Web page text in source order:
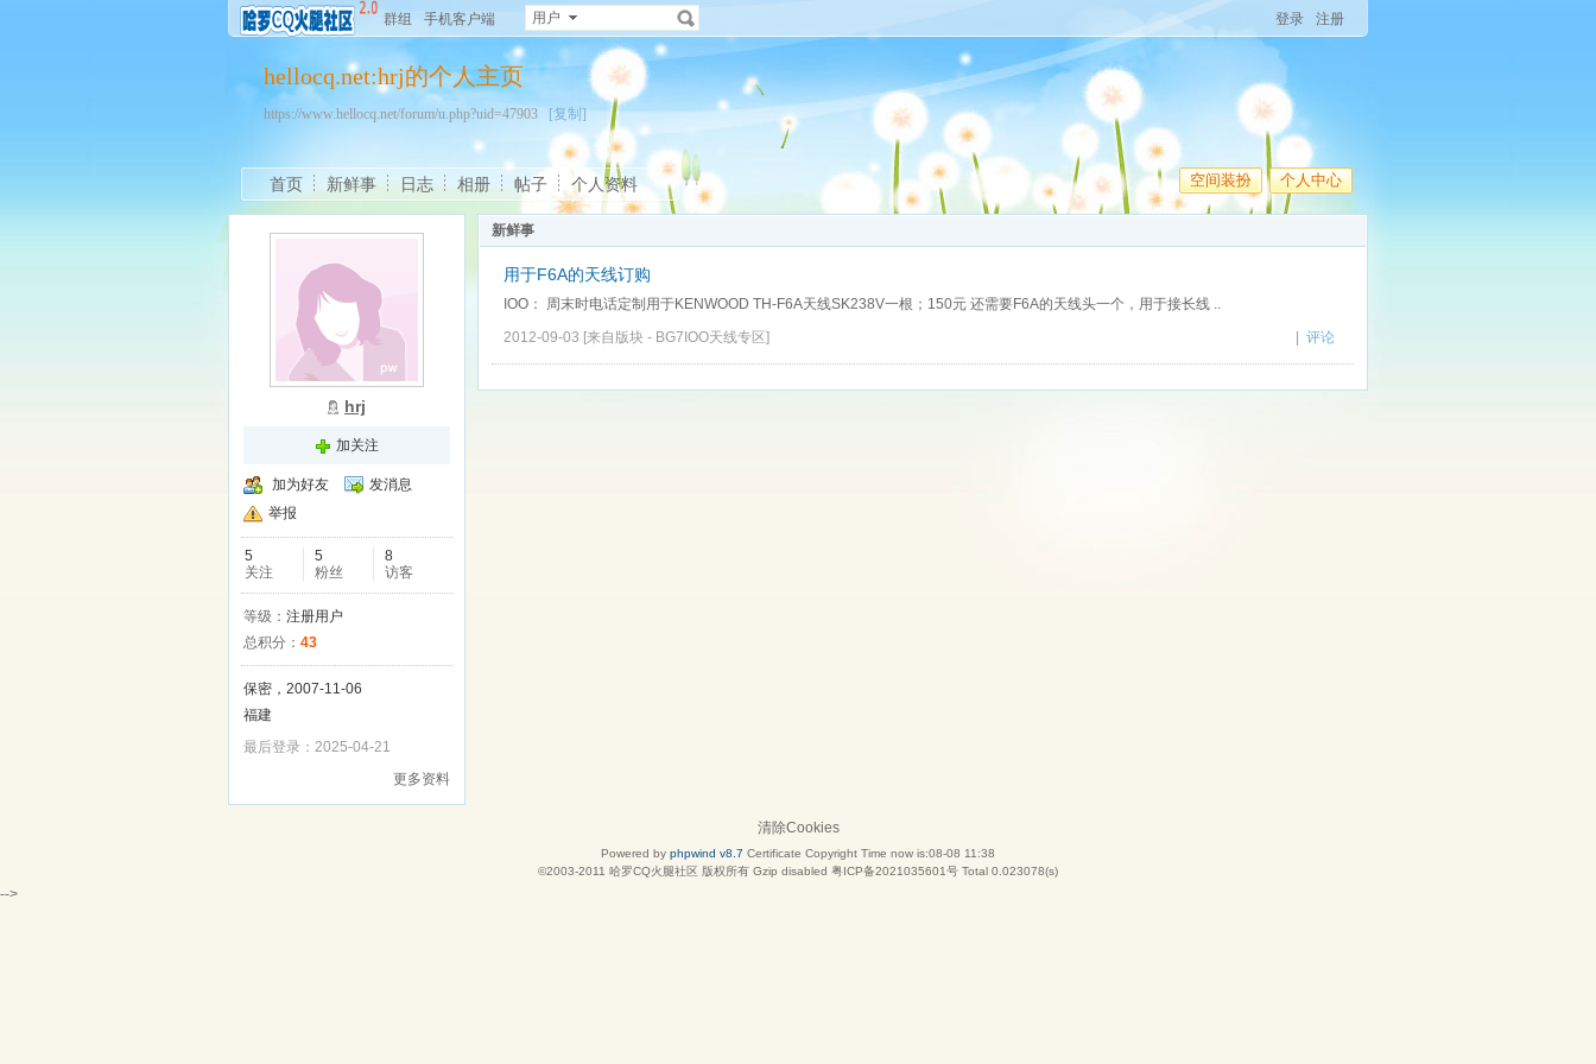
群组 手机客户端 用户 登录 注册
hellocq.net:hrj的个人主页
https://www.hellocq.net/forum/u.php?uid=47903 [复制]
空间装扮 个人中心
首页 新鲜事 日志 相册 帖子 个人资料
hrj
加关注
加为好友
发消息
举报
5
关注
5
粉丝
8
访客
等级： 注册用户
总积分： 43
保密，2007-11-06
福建
最后登录：2025-04-21
更多资料
新鲜事
用于F6A的天线订购
IOO： 周末时电话定制用于KENWOOD TH-F6A天线SK238V一根；150元 还需要F6A的天线头一个，用于接长线 ..
评论
2012-09-03 [来自版块 - BG7IOO天线专区]
清除Cookies
Powered by phpwind v8.7 Certificate Copyright Time now is:08-08 11:38
©2003-2011 哈罗CQ火腿社区 版权所有 Gzip disabled 粤ICP备2021035601号 Total 0.023078(s)
-->